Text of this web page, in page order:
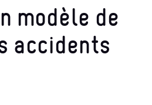
modèle de
accidents